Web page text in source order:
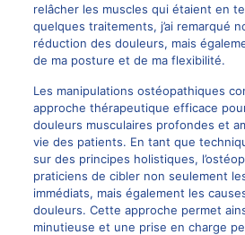
relâcher les muscles qui étaient en
quelques traitements, j’ai remarqué
réduction des douleurs, mais
de ma posture et de ma flexibilité.
Les manipulations ostéopathiques
approche thérapeutique efficace
douleurs musculaires profondes et
vie des patients. En tant que
sur des principes holistiques,
praticiens de cibler non seulement
immédiats, mais également les
douleurs. Cette approche permet
minutieuse et une prise en charge